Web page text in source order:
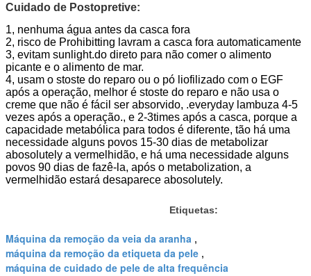
Cuidado de Postopretive:
1, nenhuma água antes da casca fora
2, risco de Prohibitting lavram a casca fora automaticamente
3, evitam sunlight.do direto para não comer o alimento
picante e o alimento de mar.
4, usam o stoste do reparo ou o pó liofilizado com o EGF
após a operação, melhor é stoste do reparo e não usa o
creme que não é fácil ser absorvido, .everyday lambuza 4-5
vezes após a operação., e 2-3times após a casca, porque a
capacidade metabólica para todos é diferente, tão há uma
necessidade alguns povos 15-30 dias de metabolizar
abosolutely a vermelhidão, e há uma necessidade alguns
povos 90 dias de fazê-la, após o metabolization, a
vermelhidão estará desaparece abosolutely.
Etiquetas:
Máquina da remoção da veia da aranha ,
máquina da remoção da etiqueta da pele ,
máquina de cuidado de pele de alta frequência